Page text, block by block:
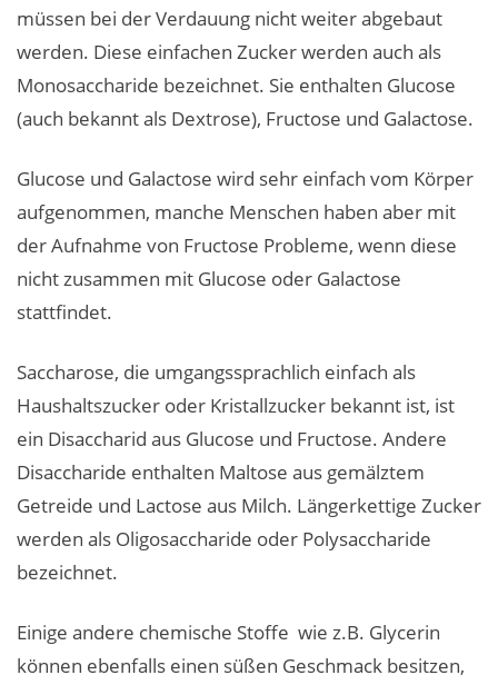
müssen bei der Verdauung nicht weiter abgebaut
werden. Diese einfachen Zucker werden auch als
Monosaccharide bezeichnet. Sie enthalten Glucose
(auch bekannt als Dextrose), Fructose und Galactose.
Glucose und Galactose wird sehr einfach vom Körper
aufgenommen, manche Menschen haben aber mit
der Aufnahme von Fructose Probleme, wenn diese
nicht zusammen mit Glucose oder Galactose
stattfindet.
Saccharose, die umgangssprachlich einfach als
Haushaltszucker oder Kristallzucker bekannt ist, ist
ein Disaccharid aus Glucose und Fructose. Andere
Disaccharide enthalten Maltose aus gemälztem
Getreide und Lactose aus Milch. Längerkettige Zucker
werden als Oligosaccharide oder Polysaccharide
bezeichnet.
Einige andere chemische Stoffe wie z.B. Glycerin
können ebenfalls einen süßen Geschmack besitzen,